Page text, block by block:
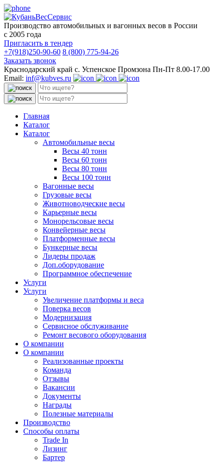
Производство автомобильных и вагонных весов в России
с 2005 года
Пригласить в тендер
+7(918)250-90-60 8 (800) 775-94-26
Заказать звонок
Краснодарский край с. Успенское Промзона Пн-Пт 8.00-17.00
Email: inf@kubves.ru
Поиск:
Поиск:
Главная
Каталог
Каталог
Автомобильные весы
Весы 40 тонн
Весы 60 тонн
Весы 80 тонн
Весы 100 тонн
Вагонные весы
Грузовые весы
Животноводческие весы
Карьерные весы
Монорельсовые весы
Конвейерные весы
Платформенные весы
Бункерные весы
Лидеры продаж
Доп.оборудование
Программное обеспечение
Услуги
Услуги
Увеличение платформы и веса
Поверка весов
Модернизация
Сервисное обслуживание
Ремонт весового оборудования
О компании
О компании
Реализованные проекты
Команда
Отзывы
Вакансии
Документы
Награды
Полезные материалы
Производство
Способы оплаты
Trade In
Лизинг
Бартер